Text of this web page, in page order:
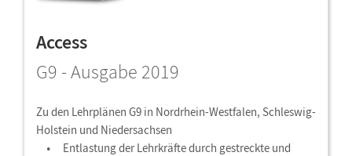
Access
G9 - Ausgabe 2019
Zu den Lehrplänen G9 in Nordrhein-Westfalen, Schleswig-
Holstein und Niedersachsen
Entlastung der Lehrkräfte durch gestreckte und